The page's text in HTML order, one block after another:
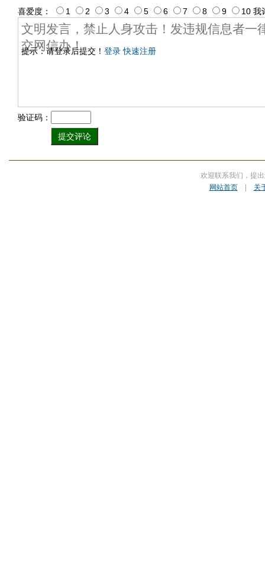
提示：请登录后提交！ 登录 快速注册
喜爱度： 1 2 3 4 5 6 7 8 9 10 我
验证码：
欢迎联系我们，提
网站首页| 关